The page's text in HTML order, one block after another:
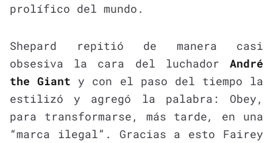
prolífico del mundo.
Shepard repitió de manera casi
obsesiva la cara del luchador André
the Giant y con el paso del tiempo la
estilizó y agregó la palabra: Obey,
para transformarse, más tarde, en una
“marca ilegal”. Gracias a esto Fairey